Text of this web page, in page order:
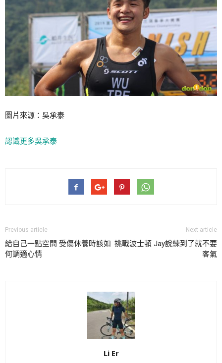
圖片來源：吳承泰
認識更多吳承泰
Previous article
給自己一點空間 受傷休養時該如
何調適心情
Next article
挑戰波士頓 Jay說練到了就不要
客氣
Li Er